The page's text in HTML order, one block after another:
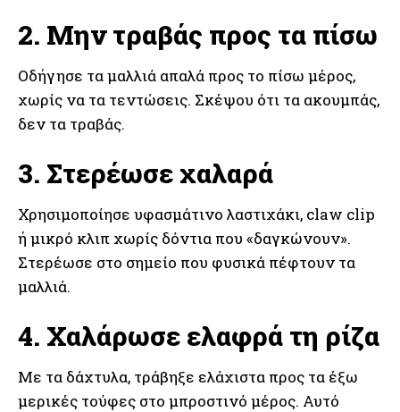
2. Μην τραβάς προς τα πίσω
Οδήγησε τα μαλλιά απαλά προς το πίσω μέρος,
χωρίς να τα τεντώσεις. Σκέψου ότι τα ακουμπάς,
δεν τα τραβάς.
3. Στερέωσε χαλαρά
Χρησιμοποίησε υφασμάτινο λαστιχάκι, claw clip
ή μικρό κλιπ χωρίς δόντια που «δαγκώνουν».
Στερέωσε στο σημείο που φυσικά πέφτουν τα
μαλλιά.
4. Χαλάρωσε ελαφρά τη ρίζα
Με τα δάχτυλα, τράβηξε ελάχιστα προς τα έξω
μερικές τούφες στο μπροστινό μέρος. Αυτό